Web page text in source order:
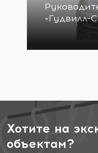
«Гудвилл-
Хотите на
объектам?